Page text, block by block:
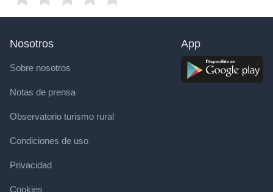
Nosotros
Sobre nosotros
Notas de prensa
Observatorio turismo rural
Condiciones de uso
Privacidad
Cookies
App